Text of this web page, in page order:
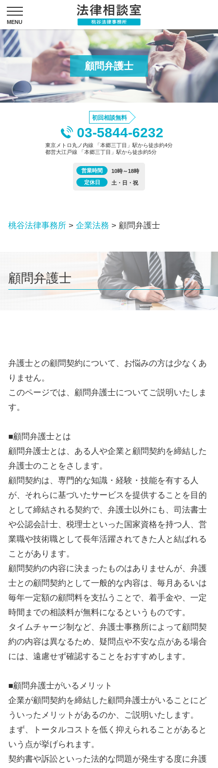
顧問弁護士
初回相談無料
03-5844-6232
東京メトロ丸ノ内線 「本郷三丁目」駅から徒歩約4分
都営大江戸線 「本郷三丁目」駅から徒歩約5分
営業時間
10時～18時
定休日
土・日・祝
桃谷法律事務所 > 企業法務 > 顧問弁護士
顧問弁護士
弁護士との顧問契約について、お悩みの方は少なくあ
りません。
このページでは、顧問弁護士についてご説明いたしま
す。
■顧問弁護士とは
顧問弁護士とは、ある人や企業と顧問契約を締結した
弁護士のことをさします。
顧問契約は、専門的な知識・経験・技能を有する人
が、それらに基づいたサービスを提供することを目的
として締結される契約で、弁護士以外にも、司法書士
や公認会計士、税理士といった国家資格を持つ人、営
業職や技術職として長年活躍されてきた人と結ばれる
ことがあります。
顧問契約の内容に決まったものはありませんが、弁護
士との顧問契約として一般的な内容は、毎月あるいは
毎年一定額の顧問料を支払うことで、着手金や、一定
時間までの相談料が無料になるというものです。
タイムチャージ制など、弁護士事務所によって顧問契
約の内容は異なるため、疑問点や不安な点がある場合
には、遠慮せず確認することをおすすめします。
■顧問弁護士がいるメリット
企業が顧問契約を締結した顧問弁護士がいることにど
ういったメリットがあるのか、ご説明いたします。
まず、トータルコストを低く抑えられることがあると
いう点が挙げられます。
契約書や訴訟といった法的な問題が発生する度に弁護